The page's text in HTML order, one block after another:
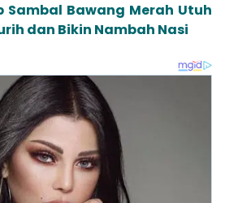
Sambal Bawang Merah Utuh
dan Bikin Nambah Nasi